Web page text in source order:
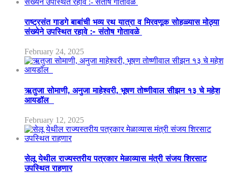
राष्ट्रसंत गाडगे बाबांची भव्य रथ यात्रा व मिरवणूक सोहळ्यास मोठ्या
संख्येने उपस्थित रहावे :- संतोष गोतावळे
February 24, 2025
ऋतुजा सोमाणी, अनुजा माहेश्वरी, भूषण तोष्णीवाल सीझन १३ चे महेश
आयडॉल
February 12, 2025
सेलू येथील राज्यस्तरीय पत्रकार मेळाव्यास मंत्री संजय शिरसाट
उपस्थित राहणार